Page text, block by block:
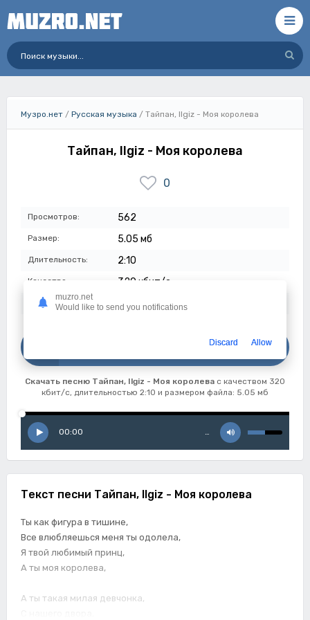
Музро.нет / Русская музыка / Тайпан, Ilgiz - Моя королева
Тайпан, Ilgiz - Моя королева
0
Просмотров: 562
Размер: 5.05 мб
Длительность: 2:10
Качество: 320 кбит/с
Дата: 12-07-2023
Скачать песню Тайпан, Ilgiz - Моя королева с качеством 320
кбит/с, длительностью 2:10 и размером файла: 5.05 мб
00:00 …
Текст песни Тайпан, Ilgiz - Моя королева
Ты как фигура в тишине,
Все влюбляешься меня ты одолела,
Я твой любимый принц,
А ты моя королева,
А ты такая милая девчонка,
muzro.net
Would like to send you notifications
Discard Allow